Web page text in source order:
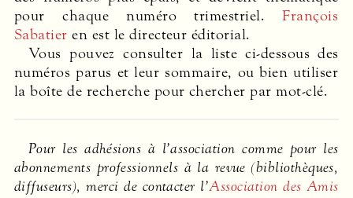
pour chaque numéro trimestriel.François
Sabatier en est le directeur éditorial.
Vous pouvez consulter la liste ci-dessous des
numéros parus et leur sommaire, ou bien utiliser
la boîte de recherche pour chercher par mot-clé.
Pour les adhésions à l’association comme pour les
abonnements professionnels à la revue (bibliothèques,
diffuseurs), merci de contacter l’Association des Amis